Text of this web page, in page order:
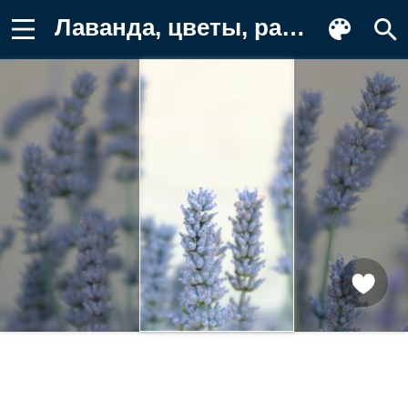
Лаванда, цветы, растение Картинка для телефона